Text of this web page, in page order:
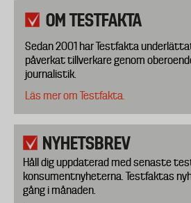
OM TESTFAKTA
Sedan 2001 har Testfakta
påverkat tillverkare genom
journalistik.
Läs mer om Testfakta.
NYHETSBREV
Håll dig uppdaterad med senaste
konsumentnyheterna. Testfaktas
gång i månaden.